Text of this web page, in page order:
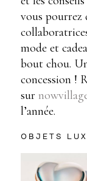
vous pourrez
mode et
bout chou.
concession !
sur
l’année.
OBJETS